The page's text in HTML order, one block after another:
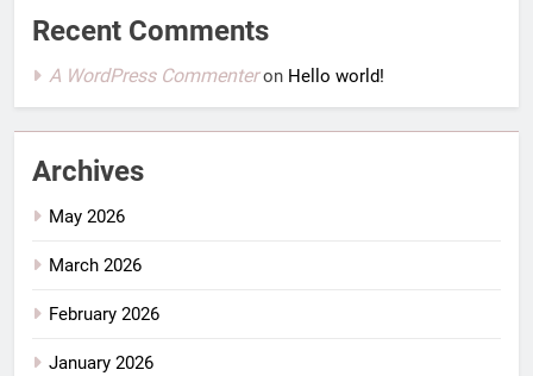
Recent Comments
A WordPress Commenteron Hello world!
Archives
May 2026
March 2026
February 2026
January 2026